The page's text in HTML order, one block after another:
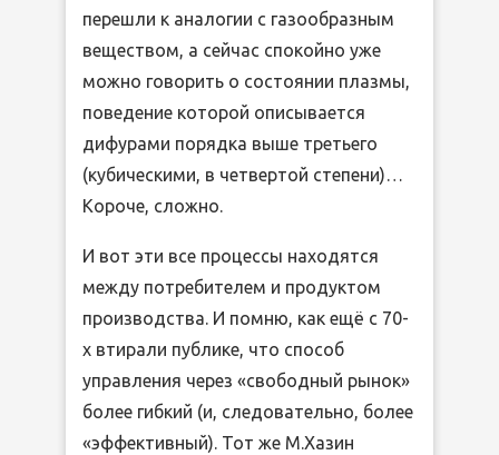
перешли к аналогии с газообразным
веществом, а сейчас спокойно уже
можно говорить о состоянии плазмы,
поведение которой описывается
дифурами порядка выше третьего
(кубическими, в четвертой степени)…
Короче, сложно.
И вот эти все процессы находятся
между потребителем и продуктом
производства. И помню, как ещё с 70-
х втирали публике, что способ
управления через «свободный рынок»
более гибкий (и, следовательно, более
«эффективный). Тот же М.Хазин